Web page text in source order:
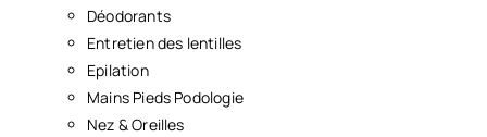
Déodorants
Entretien des lentilles
Epilation
Mains Pieds Podologie
Nez & Oreilles